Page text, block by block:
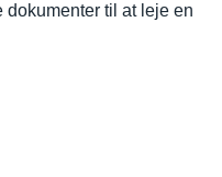
dokumenter til at leje en